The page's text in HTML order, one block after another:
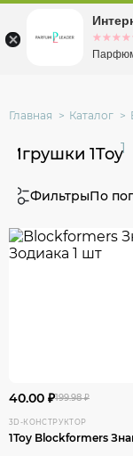
Главная Каталог
Игрушки 1Toy1
ФильтрыПо
40.00 ₽199.98 ₽
3D-КОНСТРУКТОР
1Toy Blockformers